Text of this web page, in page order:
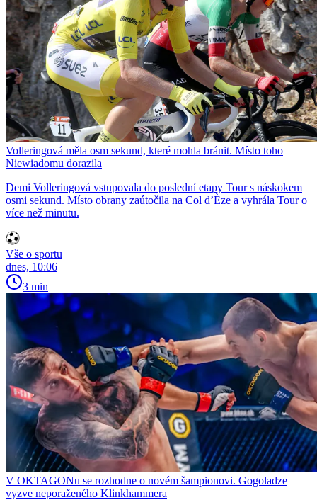
Volleringová měla osm sekund, které mohla bránit. Místo toho
Niewiadomu dorazila
Demi Volleringová vstupovala do poslední etapy Tour s náskokem
osmi sekund. Místo obrany zaútočila na Col d’Èze a vyhrála Tour o
více než minutu.
Vše o sportu
dnes, 10:06
3 min
V OKTAGONu se rozhodne o novém šampionovi. Gogoladze
vyzve neporaženého Klinkhammera